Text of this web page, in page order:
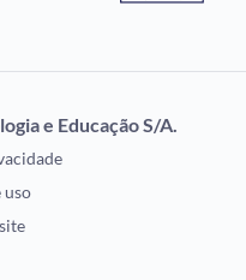
DE ORDEM
OAB
Prova OAB
OAB
Questões OAB
e Educação S/A.
uso